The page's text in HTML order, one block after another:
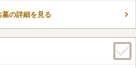
おり、合同供養は年3回、住職が執り行いま
使用など、ご家族の希望に合わせたご供養が
択肢に満ちた、現代のニーズに応える霊苑で
墓の詳細を見る